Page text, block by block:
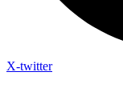
X-twitter